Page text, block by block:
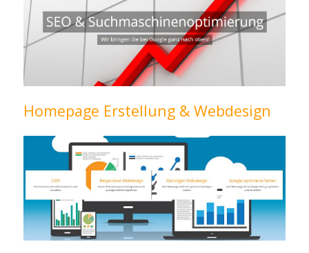
Homepage Erstellung & Webdesign